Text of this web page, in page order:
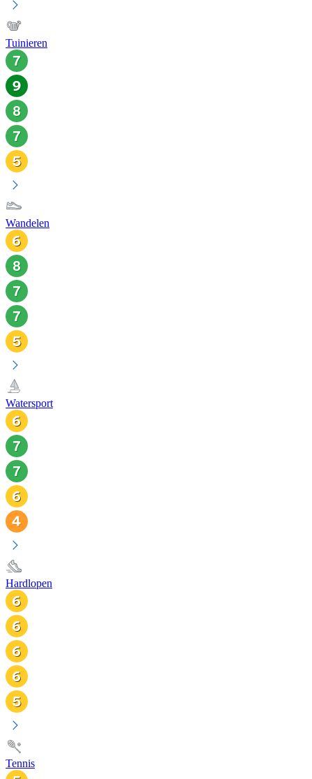
Tuinieren
Wandelen
Watersport
Hardlopen
Tennis